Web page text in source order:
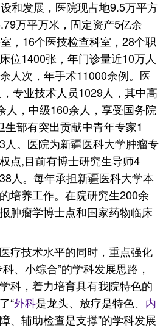
和发展，医院现占地9.5万平方
万平万米，固定资产5亿余
，16个医技检查科室，28个职
位1400张，年门诊量近10万人
人次，年手术11000余例。医
专业技术人员1029人，其中高
人，中级160余人，享受国务院
部有突出贡献中青年专家1
人。医院为新疆医科大学肿瘤专
点,目前有博士研究生导师4
人。每年承担新疆医科大学本
培养工作。在院研究生200余
肿瘤学博士点和国家药物临床
疗技术水平的同时，重点强化
、小综合”的学科发展思路，
科，着力培育具有我院特色的
“外科是龙头、放疗是特色、 内
、辅助检查是支撑”的学科发展